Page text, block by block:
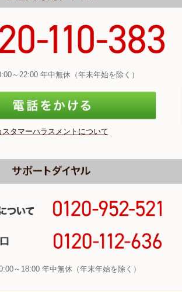
～22:00 年中無休（年末年始を除く）
スタマーハラスメントについて
～18:00 年中無休（年末年始を除く）